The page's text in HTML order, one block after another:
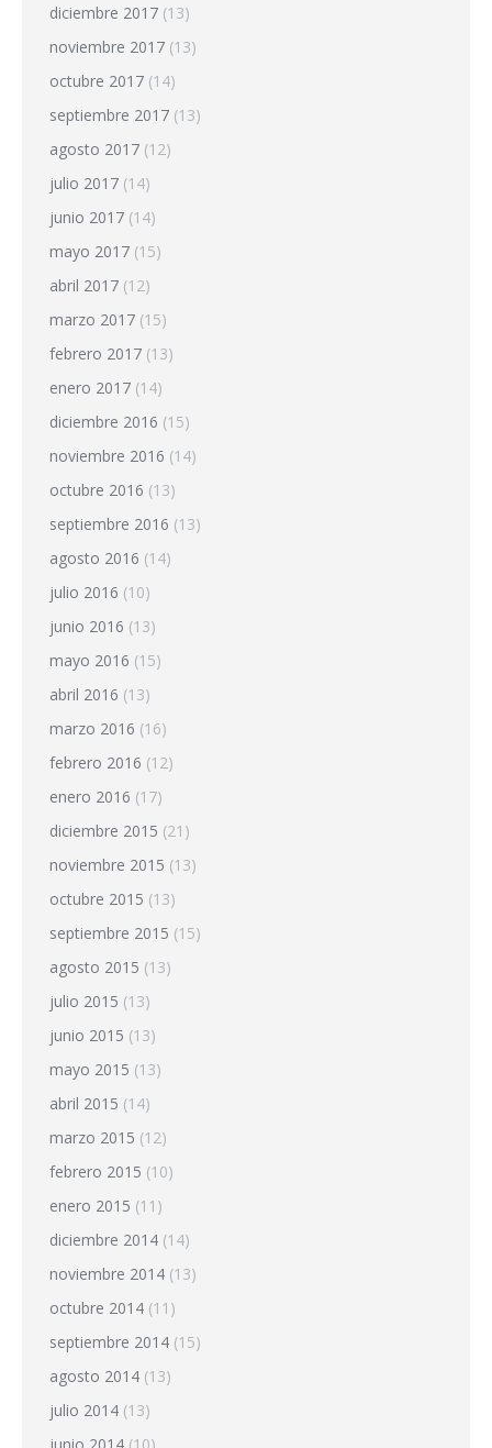
diciembre 2017 (13)
noviembre 2017 (13)
octubre 2017 (14)
septiembre 2017 (13)
agosto 2017 (12)
julio 2017 (14)
junio 2017 (14)
mayo 2017 (15)
abril 2017 (12)
marzo 2017 (15)
febrero 2017 (13)
enero 2017 (14)
diciembre 2016 (15)
noviembre 2016 (14)
octubre 2016 (13)
septiembre 2016 (13)
agosto 2016 (14)
julio 2016 (10)
junio 2016 (13)
mayo 2016 (15)
abril 2016 (13)
marzo 2016 (16)
febrero 2016 (12)
enero 2016 (17)
diciembre 2015 (21)
noviembre 2015 (13)
octubre 2015 (13)
septiembre 2015 (15)
agosto 2015 (13)
julio 2015 (13)
junio 2015 (13)
mayo 2015 (13)
abril 2015 (14)
marzo 2015 (12)
febrero 2015 (10)
enero 2015 (11)
diciembre 2014 (14)
noviembre 2014 (13)
octubre 2014 (11)
septiembre 2014 (15)
agosto 2014 (13)
julio 2014 (13)
junio 2014 (10)